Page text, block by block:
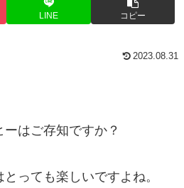
LINE コピー
2023.08.31
はご存知ですか？
っても楽しいですよね。